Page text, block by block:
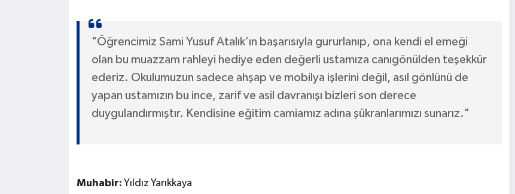
"Öğrencimiz Sami Yusuf Atalık’ın başarısıyla gururlanıp, ona kendi el emeği
olan bu muazzam rahleyi hediye eden değerli ustamıza canıgönülden teşekkür
ederiz. Okulumuzun sadece ahşap ve mobilya işlerini değil, asıl gönlünü de
yapan ustamızın bu ince, zarif ve asil davranışı bizleri son derece
duygulandırmıştır. Kendisine eğitim camiamız adına şükranlarımızı sunarız."
Muhabir: Yıldız Yarıkkaya